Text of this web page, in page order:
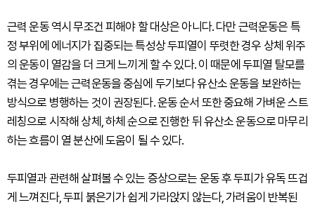
근력 운동 역시 무조건 피해야 할 대상은 아니다. 다만 근력운동은 특
정 부위에 에너지가 집중되는 특성상 두피열이 뚜렷한 경우 상체 위주
의 운동이 열감을 더 크게 느끼게 할 수 있다. 이 때문에 두피열 탈모를
겪는 경우에는 근력운동을 중심에 두기보다 유산소 운동을 보완하는
방식으로 병행하는 것이 권장된다. 운동 순서 또한 중요해 가벼운 스트
레칭으로 시작해 상체, 하체 순으로 진행한 뒤 유산소 운동으로 마무리
하는 흐름이 열 분산에 도움이 될 수 있다.
두피열과 관련해 살펴볼 수 있는 증상으로는 운동 후 두피가 유독 뜨겁
게 느껴진다, 두피 붉은기가 쉽게 가라앉지 않는다, 가려움이 반복된